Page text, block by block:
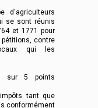
d'agriculteurs
se sont réunis
et 1771 pour
contre
qui les
sur 5 points
tant que
conformément